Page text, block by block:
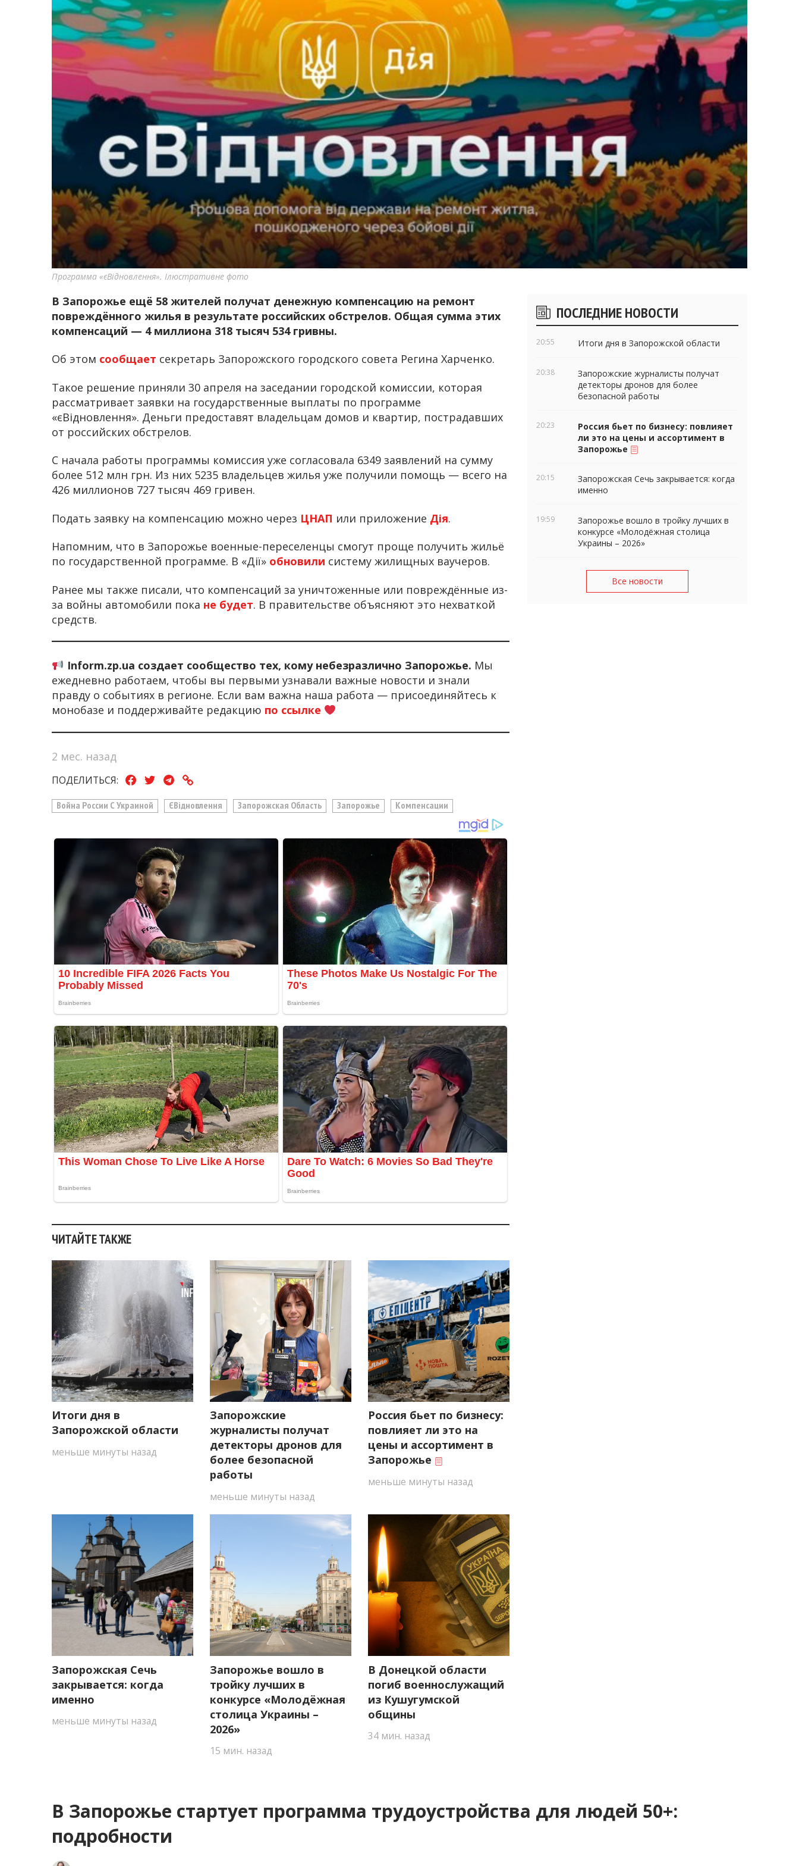
Программа «єВідновлення». Ілюстративне фото
В Запорожье ещё 58 жителей получат денежную компенсацию на ремонт
повреждённого жилья в результате российских обстрелов. Общая сумма этих
компенсаций — 4 миллиона 318 тысяч 534 гривны.
Об этом сообщает секретарь Запорожского городского совета Регина Харченко.
Такое решение приняли 30 апреля на заседании городской комиссии, которая
рассматривает заявки на государственные выплаты по программе
«єВідновлення». Деньги предоставят владельцам домов и квартир, пострадавших
от российских обстрелов.
С начала работы программы комиссия уже согласовала 6349 заявлений на сумму
более 512 млн грн. Из них 5235 владельцев жилья уже получили помощь — всего на
426 миллионов 727 тысяч 469 гривен.
Подать заявку на компенсацию можно через ЦНАП или приложение Дія.
Напомним, что в Запорожье военные-переселенцы смогут проще получить жильё
по государственной программе. В «Дії» обновили систему жилищных ваучеров.
Ранее мы также писали, что компенсаций за уничтоженные или повреждённые из-
за войны автомобили пока не будет. В правительстве объясняют это нехваткой
средств.
Inform.zp.ua создает сообщество тех, кому небезразлично Запорожье. Мы
ежедневно работаем, чтобы вы первыми узнавали важные новости и знали
правду о событиях в регионе. Если вам важна наша работа — присоединяйтесь к
монобазе и поддерживайте редакцию по ссылке
2 мес. назад
ПОДЕЛИТЬСЯ:
Война России С Украиной ЄВідновлення Запорожская Область Запорожье Компенсации
ЧИТАЙТЕ ТАКЖЕ
Итоги дня в
Запорожской области
меньше минуты назад
Запорожские
журналисты получат
детекторы дронов для
более безопасной
работы
меньше минуты назад
Россия бьет по бизнесу:
повлияет ли это на
цены и ассортимент в
Запорожье
меньше минуты назад
Запорожская Сечь
закрывается: когда
именно
меньше минуты назад
Запорожье вошло в
тройку лучших в
конкурсе «Молодёжная
столица Украины –
2026»
15 мин. назад
В Донецкой области
погиб военнослужащий
из Кушугумской
общины
34 мин. назад
Боковые
виджеты
ПОСЛЕДНИЕ НОВОСТИ
20:55 Итоги дня в Запорожской области
20:38
Запорожские журналисты получат
детекторы дронов для более
безопасной работы
20:23
Россия бьет по бизнесу: повлияет
ли это на цены и ассортимент в
Запорожье
20:15
Запорожская Сечь закрывается: когда
именно
19:59
Запорожье вошло в тройку лучших в
конкурсе «Молодёжная столица
Украины – 2026»
Все новости
В Запорожье стартует программа трудоустройства для людей 50+:
подробности